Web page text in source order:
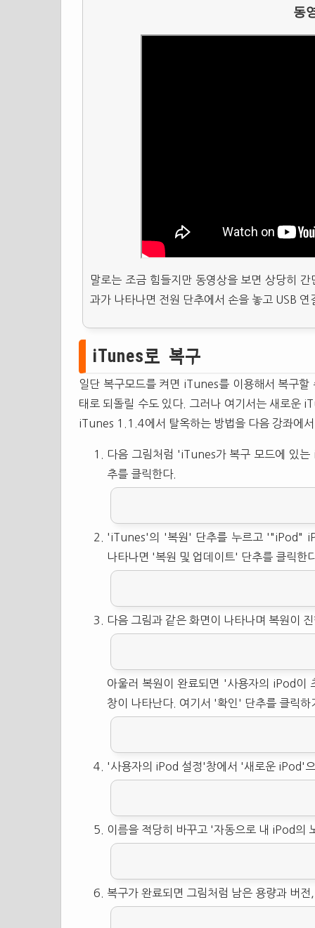
동
말로는 조금 힘들지만 동영상을 보면 상당히
과가 나타나면 전원 단추에서 손을 놓고 USB
iTunes로 복구
일단 복구모드를 켜면 iTunes를 이용해서 복구
태로 되돌릴 수도 있다. 그러나 여기서는 새로운
iTunes 1.1.4에서 탈옥하는 방법을 다음 강좌에
다음 그림처럼 'iTunes가 복구 모드에 있
추를 클릭한다.
'iTunes'의 '복원' 단추를 누르고 '"iPod"
나타나면 '복원 및 업데이트' 단추를 클릭한
다음 그림과 같은 화면이 나타나며 복원이
아울러 복원이 완료되면 '사용자의 iPod이
창이 나타난다. 여기서 '확인' 단추를 클릭하
'사용자의 iPod 설정'창에서 '새로운 iPod'
이름을 적당히 바꾸고 '자동으로 내 iPod의
복구가 완료되면 그림처럼 남은 용량과 버